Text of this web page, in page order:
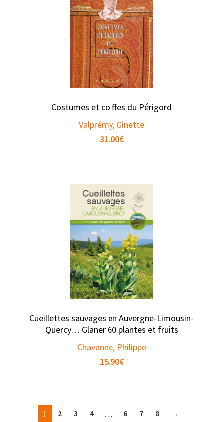
Costumes et coiffes du Périgord
Valprémy, Ginette
31.00€
Cueillettes sauvages en Auvergne-Limousin-
Quercy… Glaner 60 plantes et fruits
Chavanne, Philippe
15.90€
1 2 3 4 … 6 7 8 →